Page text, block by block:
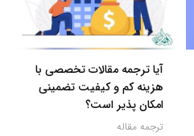
آیا ترجمه مقالات تخصصی با
هزینه کم و کیفیت تضمینی
امکان پذیر است؟
ترجمه مقاله